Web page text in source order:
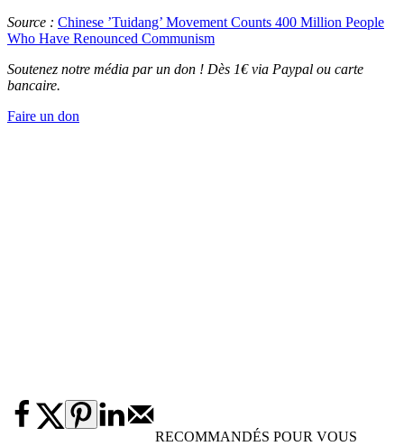
Source : Chinese ’Tuidang’ Movement Counts 400 Million People
Who Have Renounced Communism
Soutenez notre média par un don ! Dès 1€ via Paypal ou carte
bancaire.
Faire un don
RECOMMANDÉS POUR VOUS